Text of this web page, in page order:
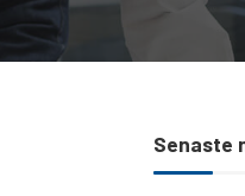
Senaste